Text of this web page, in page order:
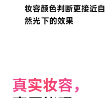
妆容颜色判断更接近自
然光下的效果
真实妆容，